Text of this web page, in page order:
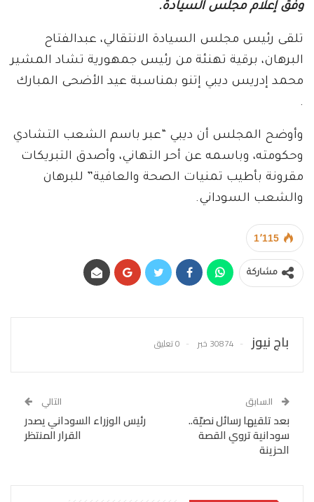
وفق إعلام مجلس السيادة.
تلقى رئيس مجلس السيادة الانتقالي، عبدالفتاح
البرهان، برقية تهنئة من رئيس جمهورية تشاد المشير
محمد إدريس ديبي إتنو بمناسبة عيد الأضحى المبارك
.
وأوضح المجلس أن ديبي “عبر باسم الشعب التشادي
وحكومته، وباسمه عن أحر التهاني، وأصدق التبريكات
مقرونة بأطيب تمنيات الصحة والعافية” للبرهان
والشعب السوداني.
1٬115
مشاركة
باج نيوز 30874 خبر 0 تعليق
السابق
بعد تلقيها رسائل نصيّة..
سودانية تروي القصة
الحزينة
التالي
رئيس الوزراء السوداني يصدر
القرار المنتظر